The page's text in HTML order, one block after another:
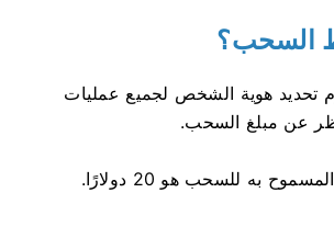
السحب؟
تحديد هوية الشخص لجميع عمليات
عن مبلغ السحب.
به للسحب هو 20 دولارًا.